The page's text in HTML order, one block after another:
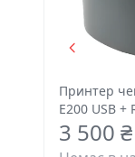
Принтер
E200
3 500 ₴